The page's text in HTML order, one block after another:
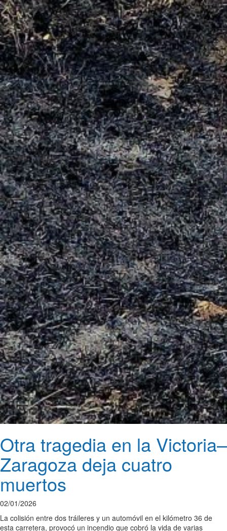
Otra tragedia en la Victoria–
Zaragoza deja cuatro
muertos
02/01/2026
La colisión entre dos tráileres y un automóvil en el kilómetro 36 de
esta carretera, provocó un incendio que cobró la vida de varias